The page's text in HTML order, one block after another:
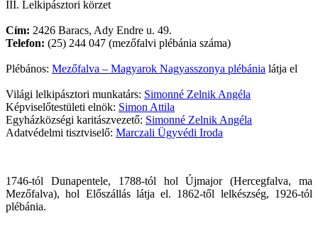
III. Lelkipásztori körzet
Cím: 2426 Baracs, Ady Endre u. 49.
Telefon: (25) 244 047 (mezőfalvi plébánia száma)
Plébános: Mezőfalva – Magyarok Nagyasszonya plébánia látja el
Világi lelkipásztori munkatárs: Simonné Zelnik Angéla
Képviselőtestületi elnök: Simon Attila
Egyházközségi karitászvezető: Simonné Zelnik Angéla
Adatvédelmi tisztviselő: Marczali Ügyvédi Iroda
1746-tól Dunapentele, 1788-tól hol Újmajor (Hercegfalva, ma
Mezőfalva), hol Előszállás látja el. 1862-től lelkészség, 1926-tól
plébánia.